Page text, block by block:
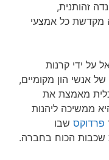
זהותנית,
מקדשת כל אמצעי
על ידי קרנות
אנשי הון מקומיים,
מאמצת את
ממשיכה ליהנות
פרדוקס שבו
שכבות הכוח בחברה.